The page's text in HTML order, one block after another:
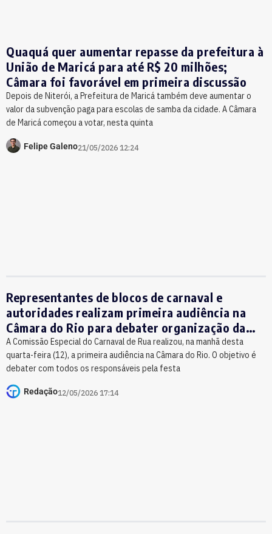
Quaquá quer aumentar repasse da prefeitura à
União de Maricá para até R$ 20 milhões;
Câmara foi favorável em primeira discussão
Depois de Niterói, a Prefeitura de Maricá também deve aumentar o
valor da subvenção paga para escolas de samba da cidade. A Câmara
de Maricá começou a votar, nesta quinta
Felipe Galeno21/05/2026 12:24
Representantes de blocos de carnaval e
autoridades realizam primeira audiência na
Câmara do Rio para debater organização da
folia
A Comissão Especial do Carnaval de Rua realizou, na manhã desta
quarta-feira (12), a primeira audiência na Câmara do Rio. O objetivo é
debater com todos os responsáveis pela festa
Redação12/05/2026 17:14